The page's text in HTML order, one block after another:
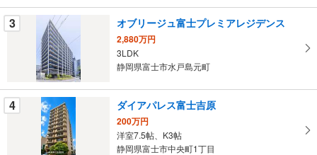
ー
ジ
す
る
3 オブリージュ富士プレミアレジデンス
2,880万円
3LDK
静岡県富士市水戸島元町
4 ダイアパレス富士吉原
200万円
洋室7.5帖、K3帖
静岡県富士市中央町1丁目